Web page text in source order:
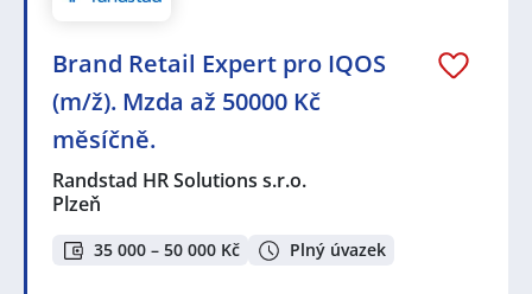
Brand Retail Expert pro IQOS
(m/ž). Mzda až 50000 Kč
měsíčně.
Randstad HR Solutions s.r.o.
Plzeň
35 000 – 50 000 Kč Plný úvazek